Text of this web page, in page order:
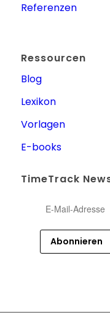
Referenzen
Ressourcen
Blog
Lexikon
Vorlagen
E-books
TimeTrack